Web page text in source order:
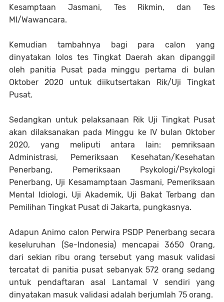
Kesamptaan Jasmani, Tes Rikmin, dan Tes
MI/Wawancara.
Kemudian tambahnya bagi para calon yang
dinyatakan lolos tes Tingkat Daerah akan dipanggil
oleh panitia Pusat pada minggu pertama di bulan
Oktober 2020 untuk diikutsertakan Rik/Uji Tingkat
Pusat.
Sedangkan untuk pelaksanaan Rik Uji Tingkat Pusat
akan dilaksanakan pada Minggu ke IV bulan Oktober
2020, yang meliputi antara lain: pemriksaan
Administrasi, Pemeriksaan Kesehatan/Kesehatan
Penerbang, Pemeriksaan Psykologi/Psykologi
Penerbang, Uji Kesamamptaan Jasmani, Pemeriksaan
Mental Idiologi, Uji Akademik, Uji Bakat Terbang dan
Pemilihan Tingkat Pusat di Jakarta, pungkasnya.
Adapun Animo calon Perwira PSDP Penerbang secara
keseluruhan (Se-Indonesia) mencapai 3650 Orang,
dari sekian ribu orang tersebut yang masuk validasi
tercatat di panitia pusat sebanyak 572 orang sedang
untuk pendaftaran asal Lantamal V sendiri yang
dinyatakan masuk validasi adalah berjumlah 75 orang.